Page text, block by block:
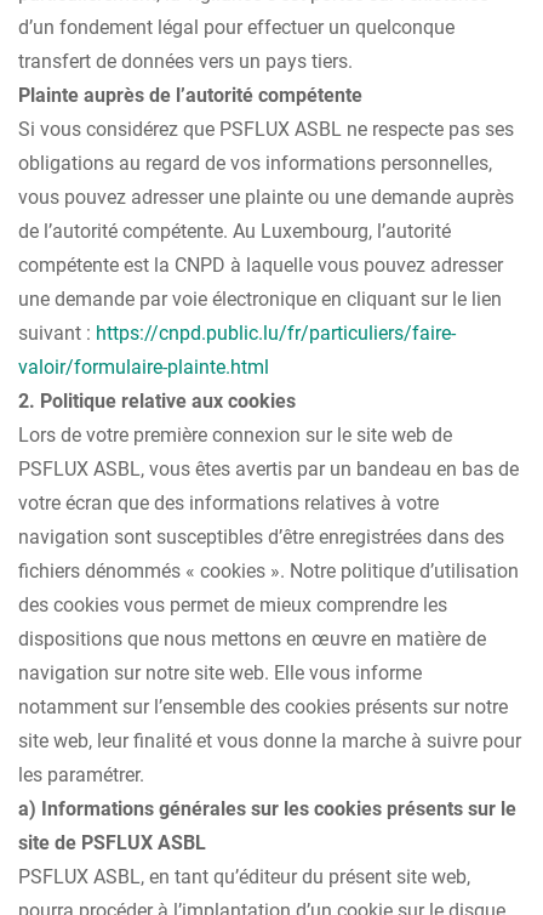
d’un fondement légal pour effectuer un quelconque
transfert de données vers un pays tiers.
Plainte auprès de l’autorité compétente
Si vous considérez que PSFLUX ASBL ne respecte pas ses
obligations au regard de vos informations personnelles,
vous pouvez adresser une plainte ou une demande auprès
de l’autorité compétente. Au Luxembourg, l’autorité
compétente est la CNPD à laquelle vous pouvez adresser
une demande par voie électronique en cliquant sur le lien
suivant : https://cnpd.public.lu/fr/particuliers/faire-
valoir/formulaire-plainte.html
2. Politique relative aux cookies
Lors de votre première connexion sur le site web de
PSFLUX ASBL, vous êtes avertis par un bandeau en bas de
votre écran que des informations relatives à votre
navigation sont susceptibles d’être enregistrées dans des
fichiers dénommés « cookies ». Notre politique d’utilisation
des cookies vous permet de mieux comprendre les
dispositions que nous mettons en œuvre en matière de
navigation sur notre site web. Elle vous informe
notamment sur l’ensemble des cookies présents sur notre
site web, leur finalité et vous donne la marche à suivre pour
les paramétrer.
a) Informations générales sur les cookies présents sur le
site de PSFLUX ASBL
PSFLUX ASBL, en tant qu’éditeur du présent site web,